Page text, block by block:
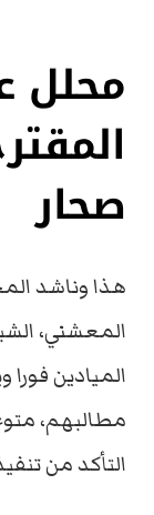
محلل
صحار
هذا وناشد
المعشني،
الميادين
مطالبهم،
التأكد من